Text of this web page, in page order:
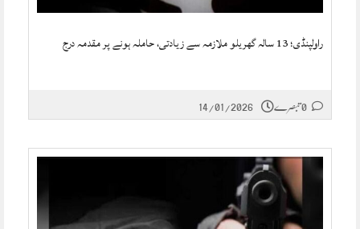
راولپنڈی؛ 13 سالہ گھریلو ملازمہ سے زیادتی، حاملہ ہونے پر مقدمہ درج
14/01/2026